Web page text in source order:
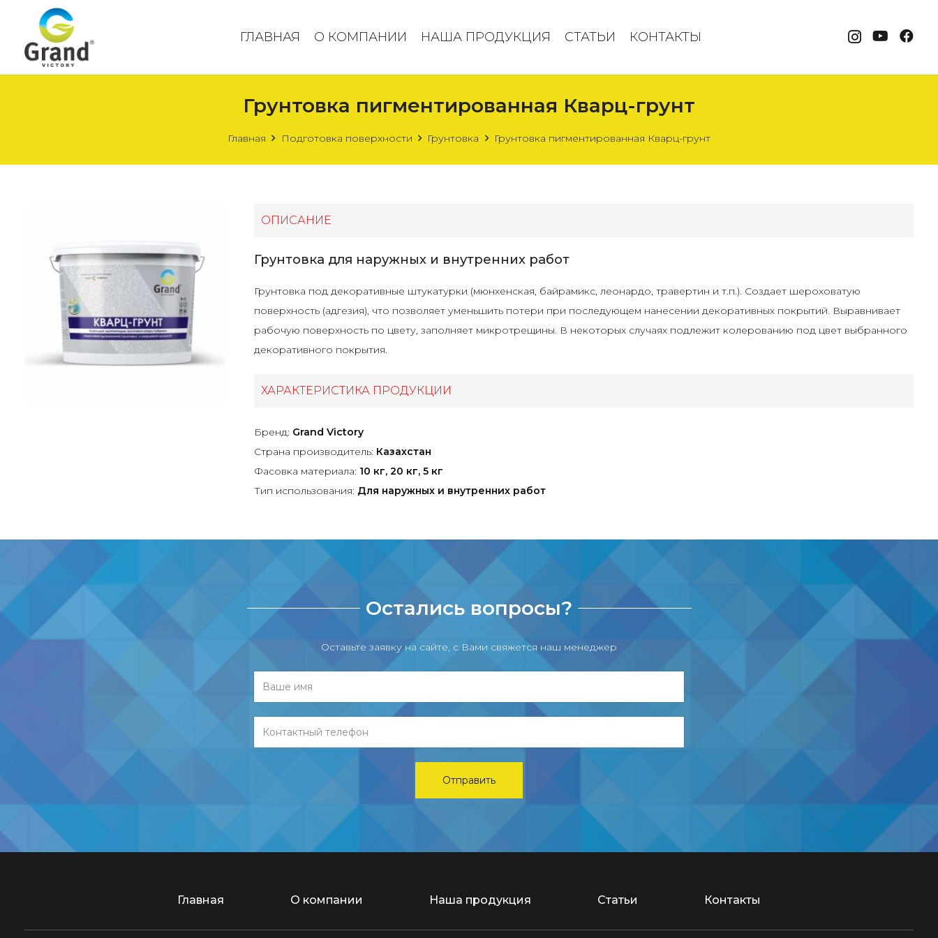
ГЛАВНАЯ О КОМПАНИИ НАША ПРОДУКЦИЯ СТАТЬИ КОНТАКТЫ
Грунтовка пигментированная Кварц-грунт
Главная Подготовка поверхности Грунтовка Грунтовка пигментированная Кварц-грунт
ОПИСАНИЕ
Грунтовка для наружных и внутренних работ
Грунтовка под декоративные штукатурки (мюнхенская, байрамикс, леонардо, травертин и т.п.). Создает шероховатую
поверхность (адгезия), что позволяет уменьшить потери при последующем нанесении декоративных покрытий. Выравнивает
рабочую поверхность по цвету, заполняет микротрещины. В некоторых случаях подлежит колерованию под цвет выбранного
декоративного покрытия.
ХАРАКТЕРИСТИКА ПРОДУКЦИИ
Бренд: Grand Victory
Страна производитель: Казахстан
Фасовка материала: 10 кг, 20 кг, 5 кг
Тип использования: Для наружных и внутренних работ
Остались вопросы?
Оставьте заявку на сайте, с Вами свяжется наш менеджер
Главная О компании Наша продукция Статьи Контакты